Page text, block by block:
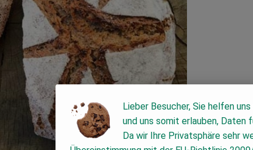
Lieber Besucher, Sie helfen
und uns somit erlauben, Daten
Da wir Ihre Privatsphäre sehr